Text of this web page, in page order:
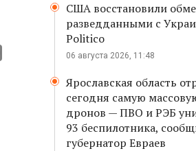
США восстановили
разведданными с
Politico
06 августа 2026, 11:48
Ярославская область
сегодня самую
дронов — ПВО и РЭБ
93 беспилотника,
губернатор Евраев